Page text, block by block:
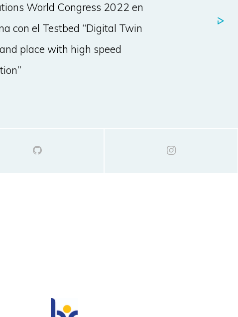
World Congress 2022 en
con el Testbed “Digital Twin
place with high speed